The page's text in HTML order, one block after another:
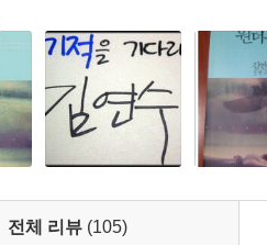
전체 리뷰 (105)